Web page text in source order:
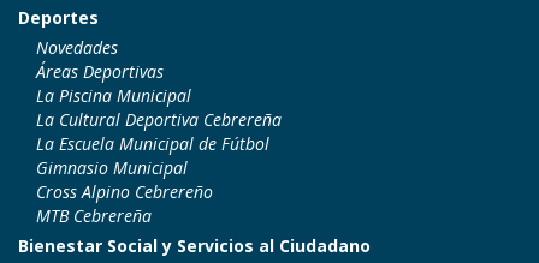
Deportes
Novedades
Áreas Deportivas
La Piscina Municipal
La Cultural Deportiva Cebrereña
La Escuela Municipal de Fútbol
Gimnasio Municipal
Cross Alpino Cebrereño
MTB Cebrereña
Bienestar Social y Servicios al Ciudadano